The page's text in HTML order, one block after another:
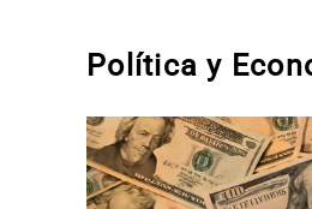
Política y